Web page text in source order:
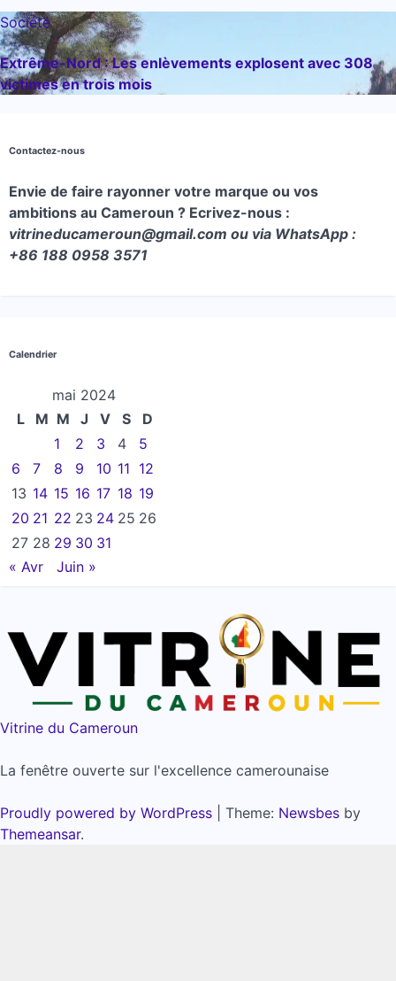
Société
Extrême-Nord : Les enlèvements explosent avec 308
victimes en trois mois
Contactez-nous
Envie de faire rayonner votre marque ou vos
ambitions au Cameroun ? Ecrivez-nous :
vitrineducameroun@gmail.com ou via WhatsApp :
+86 188 0958 3571
Calendrier
mai 2024
L
M M J V S
D
1
2 3 4
5
6
7 8 9 10 11 12
13 14 15 16 17 18 19
20 21 22 23 24 25 26
27 28 29 30 31
« Avr
Juin »
Vitrine du Cameroun
La fenêtre ouverte sur l'excellence camerounaise
Proudly powered by WordPress Theme: Newsbes by
Themeansar.